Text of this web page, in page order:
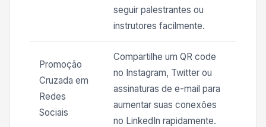
seguir palestrantes ou
instrutores facilmente.
Promoção
Cruzada em
Redes
Sociais
Compartilhe um QR code
no Instagram, Twitter ou
assinaturas de e-mail para
aumentar suas conexões
no LinkedIn rapidamente.